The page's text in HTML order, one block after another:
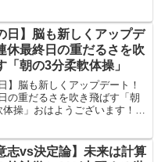
な行政改革のアプローチが、
「ポーズだ...
日】脳も新しくアップデ
休最終日の重だるさを吹
「朝の3分柔軟体操」
】脳も新しくアップデート！
の重だるさを吹き飛ばす「朝
操」おはようございます！
れやかな1日ですね！3連休の
志vs決定論】未来は計算